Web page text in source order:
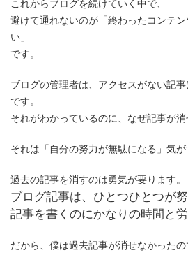
これからブログを続けていく中で、
避けて通れないのが「終わったコンテ
い」
です。
ブログの管理者は、アクセスがない記
です。
それがわかっているのに、なぜ記事が消
それは「自分の努力が無駄になる」気が
過去の記事を消すのは勇気が要ります。
ブログ記事は、ひとつひとつが努
記事を書くのにかなりの時間と
だから、僕は過去記事が消せなかったの